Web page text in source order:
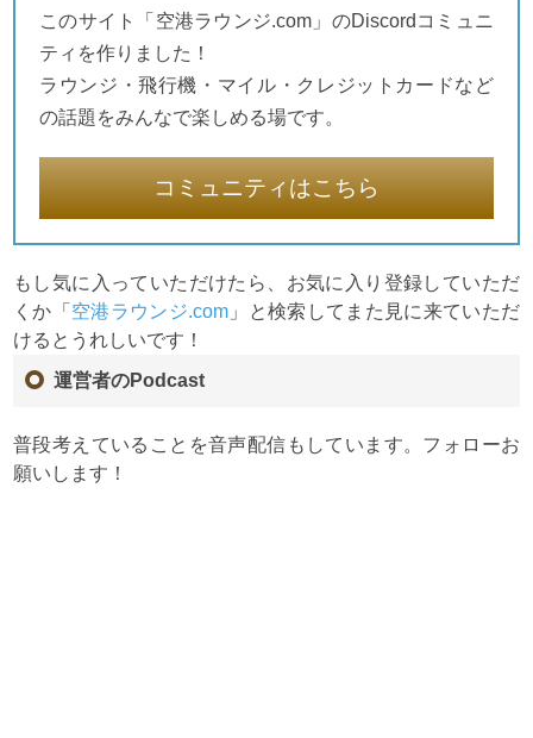
このサイト「空港ラウンジ.com」のDiscordコミュニ
ティを作りました！
ラウンジ・飛行機・マイル・クレジットカードなど
の話題をみんなで楽しめる場です。
コミュニティはこちら
もし気に入っていただけたら、お気に入り登録していただ
くか「 空港ラウンジ.com 」と検索してまた見に来ていただ
けるとうれしいです！
運営者のPodcast
普段考えていることを音声配信もしています。フォローお
願いします！